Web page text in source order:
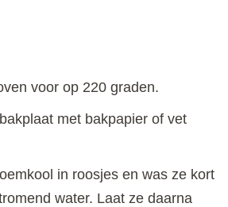
voor op 220 graden.
met bakpapier of vet
in roosjes en was ze kort
water. Laat ze daarna